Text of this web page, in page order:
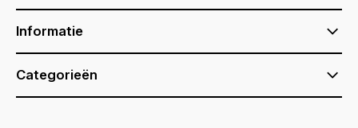
Informatie
Categorieën